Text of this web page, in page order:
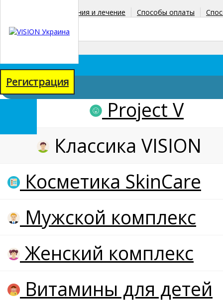
Заболевания и лечение Способы оплаты
Регистрация
Project V
Классика VISION
Косметика SkinCare
Мужской комплекс
Женский комплекс
Витамины для детей